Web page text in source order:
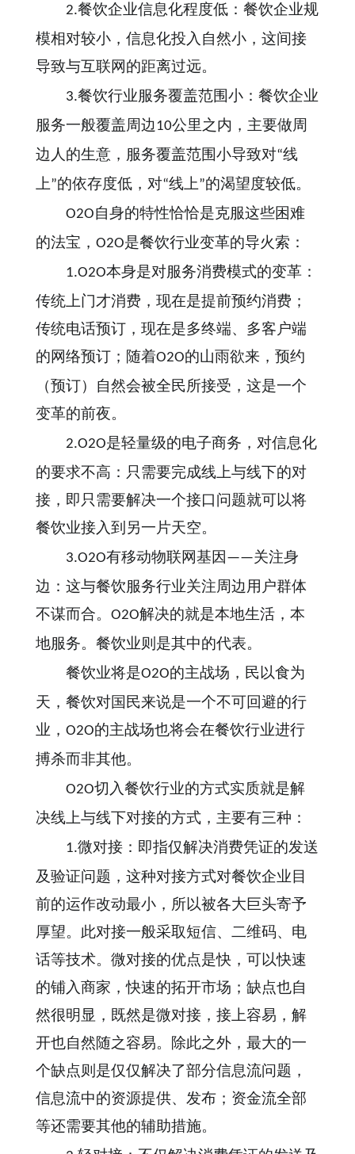
2.餐饮企业信息化程度低：餐饮企业规
模相对较小，信息化投入自然小，这间接
导致与互联网的距离过远。
3.餐饮行业服务覆盖范围小：餐饮企业
服务一般覆盖周边10公里之内，主要做周
边人的生意，服务覆盖范围小导致对“线
上”的依存度低，对“线上”的渴望度较低。
O2O自身的特性恰恰是克服这些困难
的法宝， O2O是餐饮行业变革的导火索：
1.O2O本身是对服务消费模式的变革：
传统上门才消费，现在是提前预约消费；
传统电话预订，现在是多终端、多客户端
的网络预订；随着O2O的山雨欲来，预约
（预订）自然会被全民所接受，这是一个
变革的前夜。
2.O2O是轻量级的电子商务，对信息化
的要求不高：只需要完成线上与线下的对
接，即只需要解决一个接口问题就可以将
餐饮业接入到另一片天空。
3.O2O有移动物联网基因 ——关注身
边：这与餐饮服务行业关注周边用户群体
不谋而合。 O2O解决的就是本地生活，本
地服务。餐饮业则是其中的代表。
餐饮业将是O2O的主战场，民以食为
天，餐饮对国民来说是一个不可回避的行
业， O2O的主战场也将会在餐饮行业进行
搏杀而非其他。
O2O切入餐饮行业的方式实质就是解
决线上与线下对接的方式，主要有三种：
1.微对接：即指仅解决消费凭证的发送
及验证问题，这种对接方式对餐饮企业目
前的运作改动最小，所以被各大巨头寄予
厚望。此对接一般采取短信、二维码、电
话等技术。微对接的优点是快，可以快速
的铺入商家，快速的拓开市场；缺点也自
然很明显，既然是微对接，接上容易，解
开也自然随之容易。除此之外，最大的一
个缺点则是仅仅解决了部分信息流问题，
信息流中的资源提供、发布；资金流全部
等还需要其他的辅助措施。